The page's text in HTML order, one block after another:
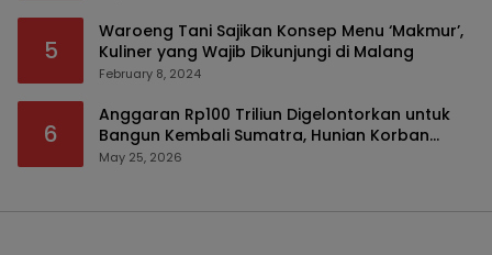
5
Waroeng Tani Sajikan Konsep Menu ‘Makmur’,
Kuliner yang Wajib Dikunjungi di Malang
February 8, 2024
6
Anggaran Rp100 Triliun Digelontorkan untuk
Bangun Kembali Sumatra, Hunian Korban
Bencana Bakal Difokuskan
May 25, 2026